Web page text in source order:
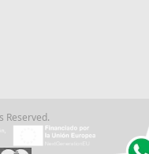
Reserved.